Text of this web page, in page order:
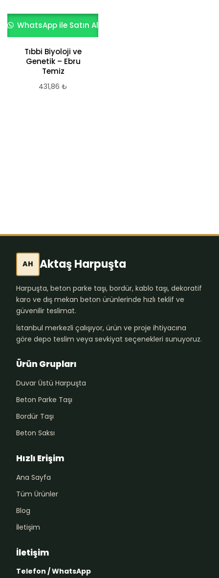
WhatsApp ile Satın Al
Tıbbi Biyoloji ve
Genetik – Ebru
Temiz
431,86 ₺
AH Aktaş Harpuşta
Harpuşta, beton parke taşı, bordür, kablo taşı, dekoratif
karo ve dış mekan beton ürünlerinde hızlı teklif ve
güvenilir teslimat.
İstanbul merkezli çalışıyor, ürün ve proje ihtiyacına
göre depo teslim veya sevkiyat seçenekleri sunuyoruz.
Ürün Grupları
Duvar Üstü Harpuşta
Beton Parke Taşı
Bordür Taşı
Beton Saksı
Hızlı Erişim
Ana Sayfa
Tüm Ürünler
Blog
İletişim
İletişim
Telefon / WhatsApp